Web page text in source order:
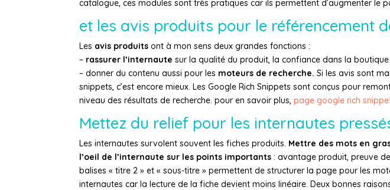
catalogue, ces modules sont très pratiques car ils permettent d’augmenter le
et les avis produits pour le référencement
Les avis produits ont à mon sens deux grandes fonctions :
– rassurer l’internaute sur la qualité du produit, la confiance dans la boutique
– donner du contenu aussi pour les moteurs de recherche. Si les avis sont
snippets, c’est encore mieux. Les Google Rich Snippets sont conçus pour
niveau des résultats de recherche. pour en savoir plus,page google rich
Mettez du relief pour les internautes
Les internautes survolent souvent les fiches produits. Mettre des mots en
l’oeil de l’internaute sur les points importants : avantage produit, preuve
balises « titre 2 » et « sous-titre » permettent de structurer la page pour les
internautes car la lecture de la fiche devient moins linéaire. Deux bonnes